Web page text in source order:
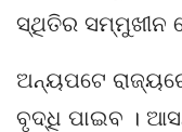
ସ୍ଥିତିର ସମ୍ମୁଖୀନ
ଅନ୍ୟପଟେ
ବୃଦ୍ଧି ପାଇବ ।